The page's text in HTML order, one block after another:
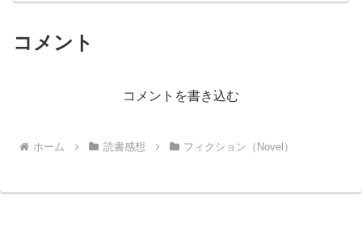
コメント
コメントを書き込む
ホーム 読書感想 フィクション（Novel）